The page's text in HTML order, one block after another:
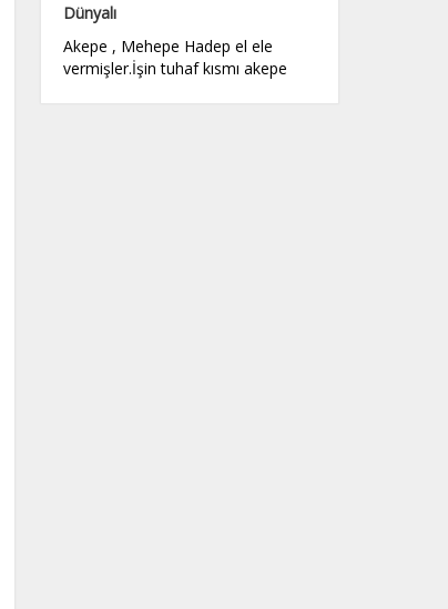
Dünyalı
Akepe , Mehepe Hadep el ele
vermişler.İşin tuhaf kısmı akepe